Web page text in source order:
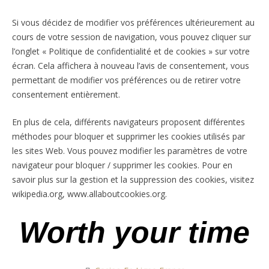
Si vous décidez de modifier vos préférences ultérieurement au
cours de votre session de navigation, vous pouvez cliquer sur
l’onglet « Politique de confidentialité et de cookies » sur votre
écran. Cela affichera à nouveau l’avis de consentement, vous
permettant de modifier vos préférences ou de retirer votre
consentement entièrement.
En plus de cela, différents navigateurs proposent différentes
méthodes pour bloquer et supprimer les cookies utilisés par
les sites Web. Vous pouvez modifier les paramètres de votre
navigateur pour bloquer / supprimer les cookies. Pour en
savoir plus sur la gestion et la suppression des cookies, visitez
wikipedia.org, www.allaboutcookies.org.
Worth your time